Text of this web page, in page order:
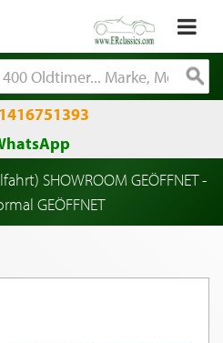
SHOWROOM GEÖFFNET -
GEÖFFNET